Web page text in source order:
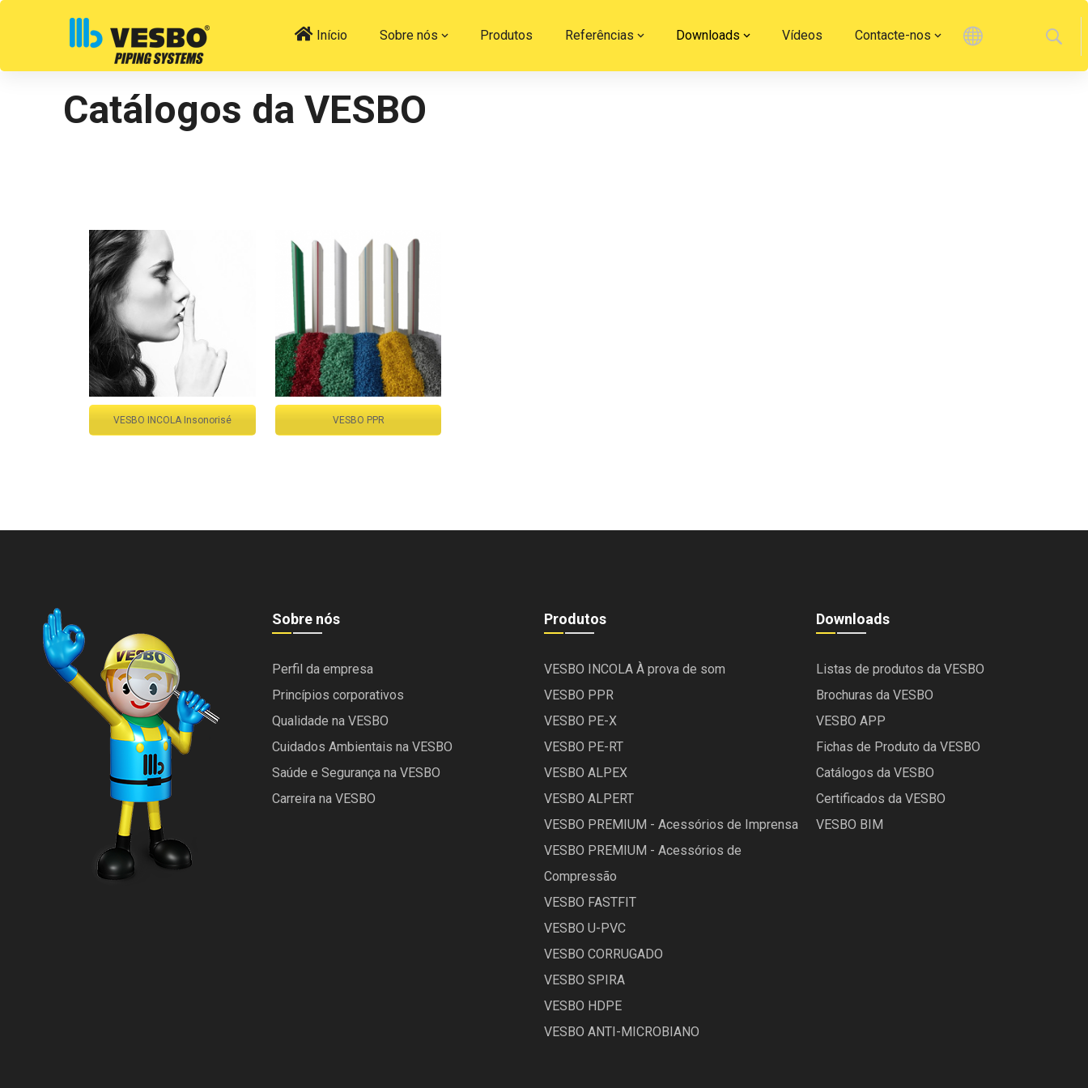
Início Sobre nós Produtos Referências Downloads Vídeos Contacte-nos
Catálogos da VESBO
VESBO INCOLA Insonorisé VESBO PPR
Sobre nós
Perfil da empresa
Princípios corporativos
Qualidade na VESBO
Cuidados Ambientais na VESBO
Saúde e Segurança na VESBO
Carreira na VESBO
Produtos
VESBO INCOLA À prova de som
VESBO PPR
VESBO PE-X
VESBO PE-RT
VESBO ALPEX
VESBO ALPERT
VESBO PREMIUM - Acessórios de Imprensa
VESBO PREMIUM - Acessórios de
Compressão
VESBO FASTFIT
VESBO U-PVC
VESBO CORRUGADO
VESBO SPIRA
VESBO HDPE
VESBO ANTI-MICROBIANO
Downloads
Listas de produtos da VESBO
Brochuras da VESBO
VESBO APP
Fichas de Produto da VESBO
Catálogos da VESBO
Certificados da VESBO
VESBO BIM